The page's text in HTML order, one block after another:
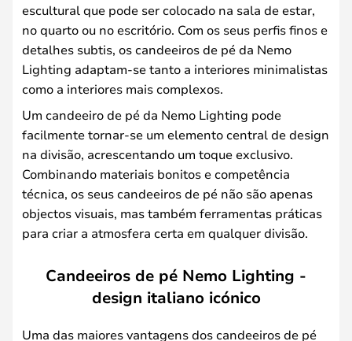
escultural que pode ser colocado na sala de estar,
no quarto ou no escritório. Com os seus perfis finos e
detalhes subtis, os candeeiros de pé da Nemo
Lighting adaptam-se tanto a interiores minimalistas
como a interiores mais complexos.
Um candeeiro de pé da Nemo Lighting pode
facilmente tornar-se um elemento central de design
na divisão, acrescentando um toque exclusivo.
Combinando materiais bonitos e competência
técnica, os seus candeeiros de pé não são apenas
objectos visuais, mas também ferramentas práticas
para criar a atmosfera certa em qualquer divisão.
Candeeiros de pé Nemo Lighting -
design italiano icónico
Uma das maiores vantagens dos candeeiros de pé